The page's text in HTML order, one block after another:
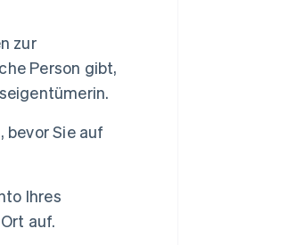
zur
Person gibt,
bevor Sie auf
Ihres
auf.